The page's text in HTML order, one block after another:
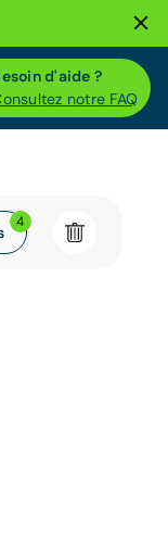
d'aide ?
notre FAQ
4